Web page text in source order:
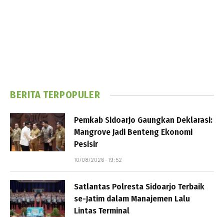
BERITA TERPOPULER
Pemkab Sidoarjo Gaungkan Deklarasi:
Mangrove Jadi Benteng Ekonomi
Pesisir
10/08/2026 - 19:52
Satlantas Polresta Sidoarjo Terbaik
se-Jatim dalam Manajemen Lalu
Lintas Terminal